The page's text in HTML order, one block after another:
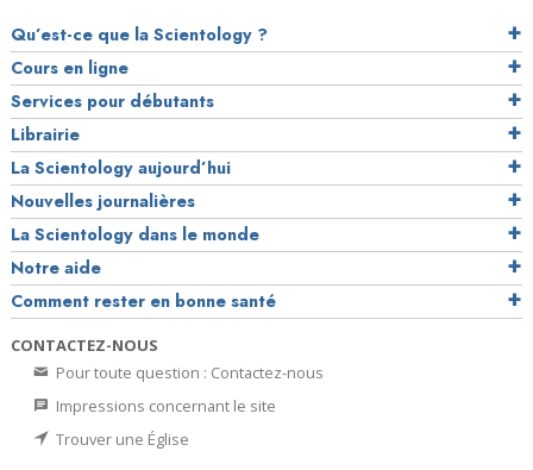
Qu’est-ce que la Scientology ?
Cours en ligne
Services pour débutants
Librairie
La Scientology aujourd’hui
Nouvelles journalières
La Scientology dans le monde
Notre aide
Comment rester en bonne santé
CONTACTEZ-NOUS
Pour toute question : Contactez-nous
Impressions concernant le site
Trouver une Église